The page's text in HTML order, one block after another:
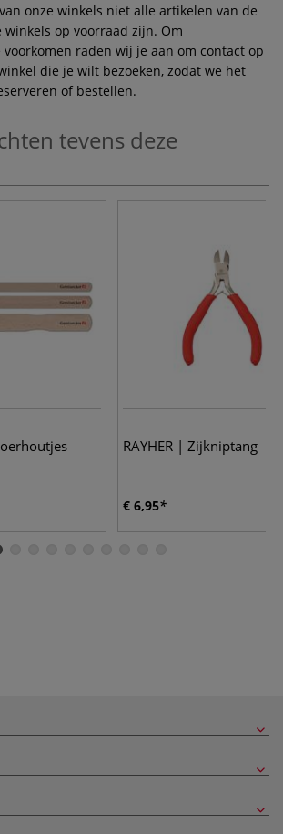
onze winkels niet alle artikelen van de
op voorraad zijn. Om
raden wij je aan om contact op
die je wilt bezoeken, zodat we het
of bestellen.
tevens deze
RAYHER | Zijkniptang
€ 6,95